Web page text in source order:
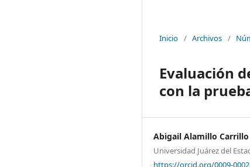
Inicio / Archivos /
Evaluación
con la
Abigail Alamillo Carrillo
Universidad Juárez del
https://orcid.org/0009-